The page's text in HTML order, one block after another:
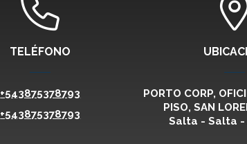
TELÉFONO
+543875378793
+543875378793
PORTO CORP,
PISO, SAN
Salta - Salta -